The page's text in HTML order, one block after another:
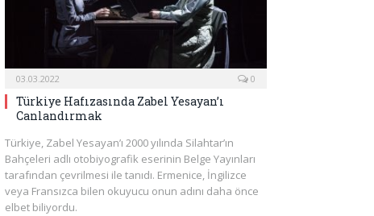
03.03.2022 0
Türkiye Hafızasında Zabel Yesayan’ı
Canlandırmak
Türkiye, Zabel Yesayan’ı 2000 yılında Silahtar’ın
Bahçeleri adlı otobiyografik eserinin Belge Yayınları
tarafından çevrilmesi ile tanıdı. Ermenice, İngilizce
veya Fransızca bilen okuyucu onun adını daha önce
elbet biliyordu.